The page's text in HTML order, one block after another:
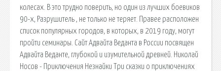
колесах. В это трудно поверить, но один из лучших боевиков
90-х, Разрушитель , не только не теряет. Правее расположен
список популярных городов, в которых, в 2019 году, могут
пройти семинары. Сайт Адвайта Веданта в России посвящен
Адвайта Веданте, глубокой и изумительной древней. Николай
Носов - Приключения Незнайки Три сказки о приключениях